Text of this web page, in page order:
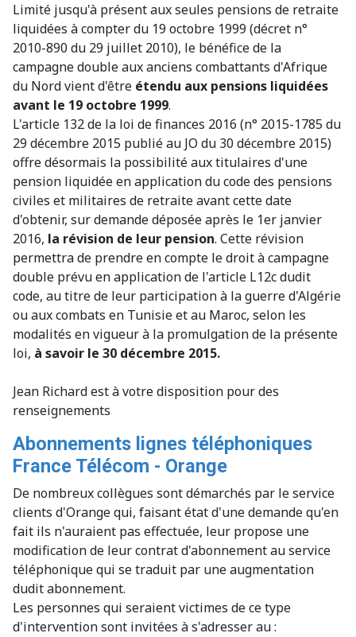
Limité jusqu'à présent aux seules pensions de retraite
liquidées à compter du 19 octobre 1999 (décret n°
2010-890 du 29 juillet 2010), le bénéfice de la
campagne double aux anciens combattants d'Afrique
du Nord vient d'être étendu aux pensions liquidées
avant le 19 octobre 1999.
L'article 132 de la loi de finances 2016 (n° 2015-1785 du
29 décembre 2015 publié au JO du 30 décembre 2015)
offre désormais la possibilité aux titulaires d'une
pension liquidée en application du code des pensions
civiles et militaires de retraite avant cette date
d'obtenir, sur demande déposée après le 1er janvier
2016, la révision de leur pension. Cette révision
permettra de prendre en compte le droit à campagne
double prévu en application de l'article L12c dudit
code, au titre de leur participation à la guerre d'Algérie
ou aux combats en Tunisie et au Maroc, selon les
modalités en vigueur à la promulgation de la présente
loi, à savoir le 30 décembre 2015.
Jean Richard est à votre disposition pour des
renseignements
Abonnements lignes téléphoniques
France Télécom - Orange
De nombreux collègues sont démarchés par le service
clients d'Orange qui, faisant état d'une demande qu'en
fait ils n'auraient pas effectuée, leur propose une
modification de leur contrat d'abonnement au service
téléphonique qui se traduit par une augmentation
dudit abonnement.
Les personnes qui seraient victimes de ce type
d'intervention sont invitées à s'adresser au :